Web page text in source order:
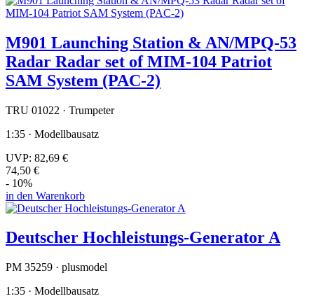
M901 Launching Station & AN/MPQ-53
Radar Radar set of MIM-104 Patriot
SAM System (PAC-2)
TRU 01022 · Trumpeter
1:35 · Modellbausatz
UVP: 82,69 €
74,50 €
- 10%
in den Warenkorb
Deutscher Hochleistungs-Generator A
PM 35259 · plusmodel
1:35 · Modellbausatz